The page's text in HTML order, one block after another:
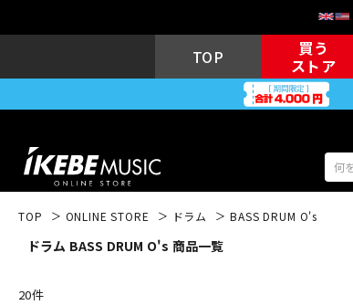
TOP
買う
ストア
エレキギター
TOP ONLINE STORE ドラム BASS DRUM O's
ドラム BASS DRUM O's 商品一覧
20件